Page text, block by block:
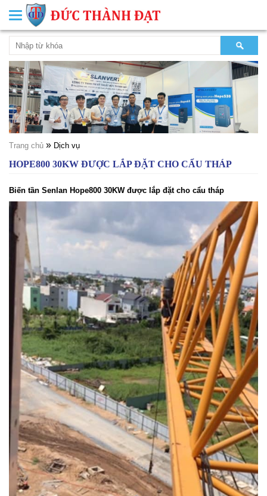
Trang chủ » Dịch vụ
HOPE800 30KW ĐƯỢC LẮP ĐẶT CHO CẨU THÁP
Biến tần Senlan Hope800 30KW được lắp đặt cho cẩu tháp
Toggle
navigation